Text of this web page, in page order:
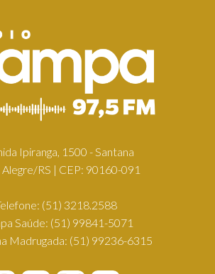
Ipiranga, 1500 - Santana
RS | CEP: 90160-091
(51) 3218.2588
Saúde: (51) 99841-5071
Madrugada: (51) 99236-6315